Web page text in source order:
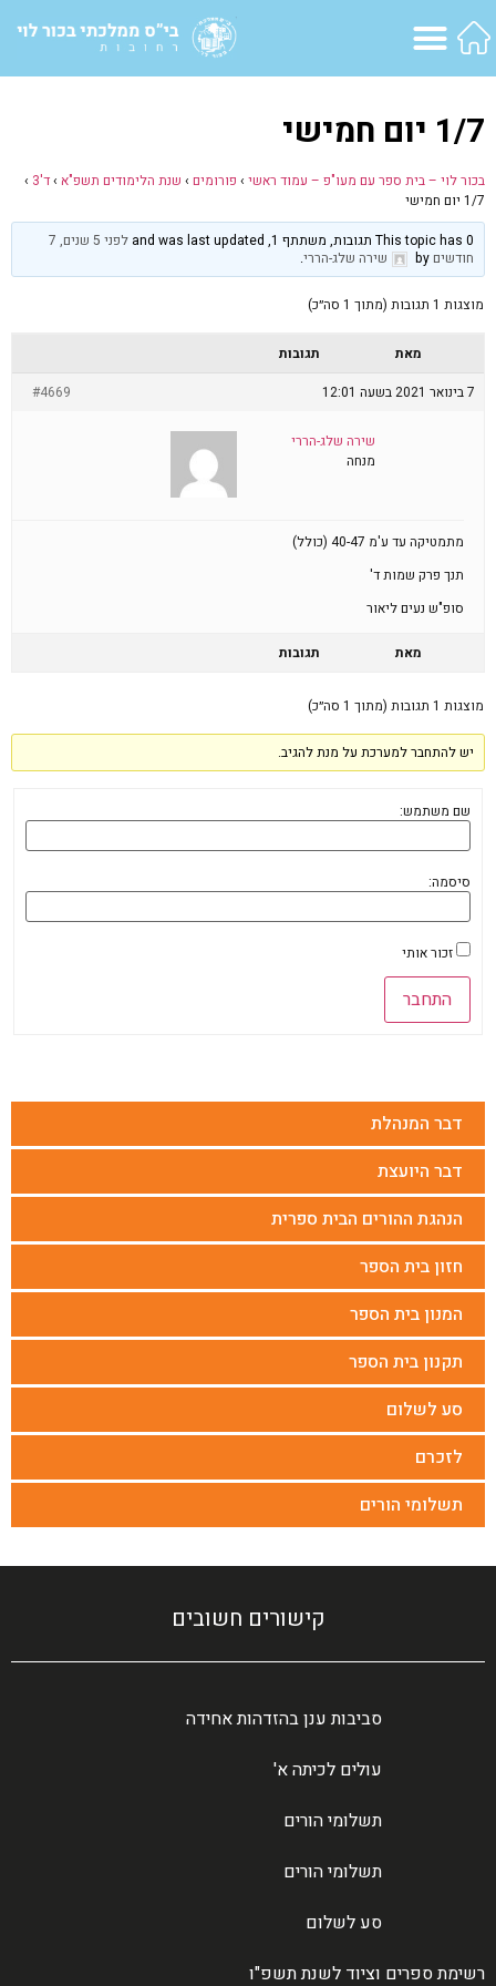
דבר המנהלת
דבר היועצת
הנהגת ההורים הבית ספרית
חזון בית הספר
המנון בית הספר
תקנון בית הספר
סע לשלום
לזכרם
תשלומי הורים
1/7 יום חמישי
בכור לוי – בית ספר עם מעו"פ – עמוד ראשי › פורומים › שנת הלימודים תשפ"א ›ד'3
›
1/7 יום חמישי
This topic has 0 תגובות, משתתף 1, and was last updated
לפני 5 שנים, 7
חודשים by שירה שלג-הררי.
מוצגות 1 תגובות (מתוך 1 סה״כ)
מאת
תגובות
7 בינואר 2021 בשעה 12:01
#4669
שירה שלג-הררי
מנחה
מתמטיקה עד ע'מ 40-47 (כולל)
תנך פרק שמות ד'
סופ"ש נעים ליאור
מאת תגובות
מוצגות 1 תגובות (מתוך 1 סה״כ)
יש להתחבר למערכת על מנת להגיב.
שם משתמש:
סיסמה:
זכור אותי
התחבר
קישורים חשובים
סביבות ענן בהזדהות אחידה
עולים לכיתה א'
תשלומי הורים
תשלומי הורים
סע לשלום
רשימת ספרים וציוד לשנת תשפ"ו